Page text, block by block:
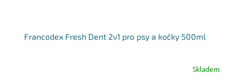
Francodex Fresh Dent 2v1 pro psy a kočky 500ml
Skladem